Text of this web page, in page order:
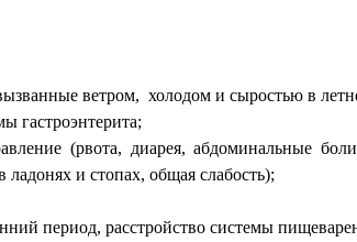
ветром, холодом и сыростью в
гастроэнтерита;
(рвота, диарея, абдоминальные
и стопах, общая слабость);
период, расстройство системы